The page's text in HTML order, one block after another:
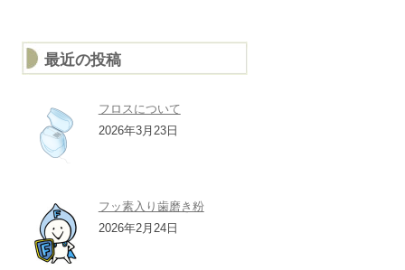
最近の投稿
フロスについて
2026年3月23日
フッ素入り歯磨き粉
2026年2月24日